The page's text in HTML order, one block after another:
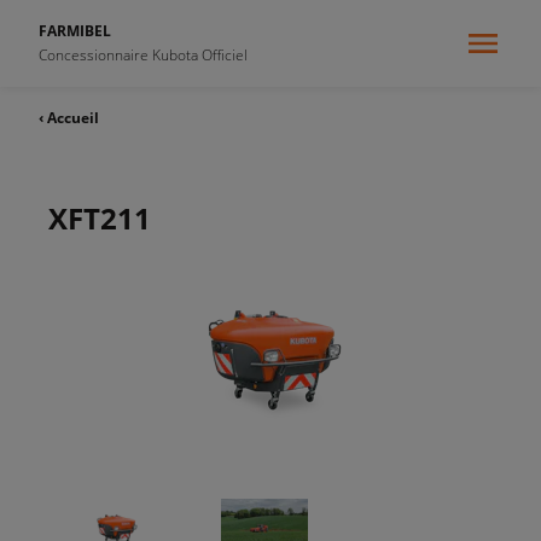
FARMIBEL
Concessionnaire Kubota Officiel
‹ Accueil
XFT211